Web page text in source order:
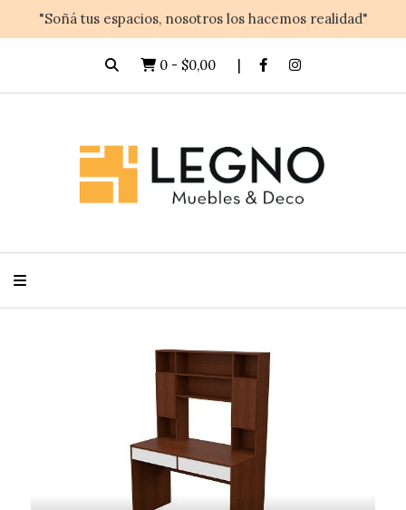
"Soñá tus espacios, nosotros los hacemos realidad"
0 - $0,00